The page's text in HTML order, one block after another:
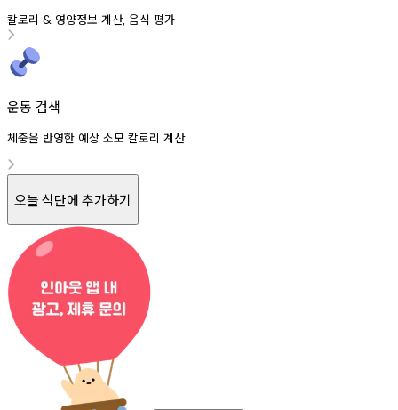
칼로리 & 영양정보 계산, 음식 평가
운동 검색
체중을 반영한 예상 소모 칼로리 계산
오늘 식단에 추가하기